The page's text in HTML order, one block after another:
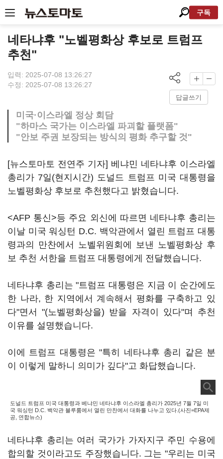
구독
네타냐후 "노벨평화상 후보로 트럼프
추천"
입력: 2025-07-08 13:26:27
수정: 2025-07-08 13:26:27
답글쓰기
미국·이스라엘 정상 회담
"하마스 국가는 이스라엘 파괴할 플랫폼"
"안보 주권 보장되는 방식의 평화 추구할 것"
[뉴스토마토 전연주 기자] 베냐민 네타냐후 이스라엘
총리가 7일(현지시간) 도널드 트럼프 미국 대통령을
노벨평화상 후보로 추천했다고 밝혔습니다.
<AFP 통신>등 주요 외신에 따르면 네타냐후 총리는
이날 미국 워싱턴 D.C. 백악관에서 열린 트럼프 대통
령과의 만찬에서 노벨위원회에 보낸 노벨평화상 후
보 추천 서한을 트럼프 대통령에게 전달했습니다.
네타냐후 총리는 "트럼프 대통령은 지금 이 순간에도
한 나라, 한 지역에서 계속해서 평화를 구축하고 있
다"면서 "(노벨평화상을) 받을 자격이 있다"며 추천
이유를 설명했습니다.
이에 트럼프 대통령은 "특히 네타냐후 총리 같은 분
이 이렇게 말하니 의미가 깊다"고 화답했습니다.
도널드 트럼프 미국 대통령과 베냐민 네타냐후 이스라엘 총리가 2025년 7월 7일 미
국 워싱턴 D.C. 백악관 블루룸에서 열린 만찬에서 대화를 나누고 있다.(사진=EPA제
공, 연합뉴스)
네타냐후 총리는 여러 국가가 가자지구 주민 수용에
합의할 것이라고도 주장했습니다. 그는 "우리는 미국